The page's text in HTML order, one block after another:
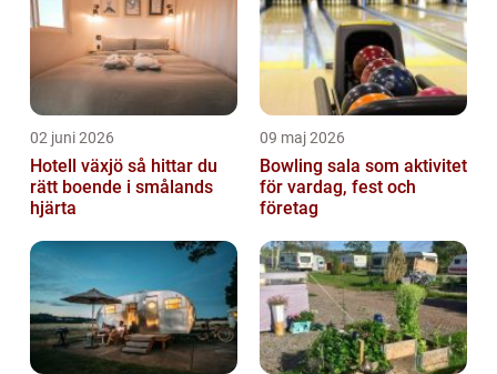
02 juni 2026
Hotell växjö så hittar du
rätt boende i smålands
hjärta
09 maj 2026
Bowling sala som aktivitet
för vardag, fest och
företag